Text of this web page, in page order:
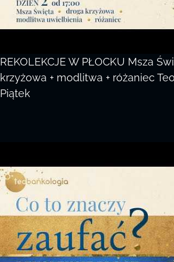
REKOLEKCJE W PŁOCKU Msza
krzyżowa + modlitwa + różaniec
Piątek